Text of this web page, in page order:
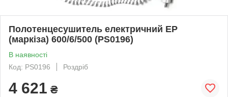
Полотенцесушитель електричний EP
(маркіза) 600/6/500 (PS0196)
В наявності
Код: PS0196
Роздріб
4 621 ₴